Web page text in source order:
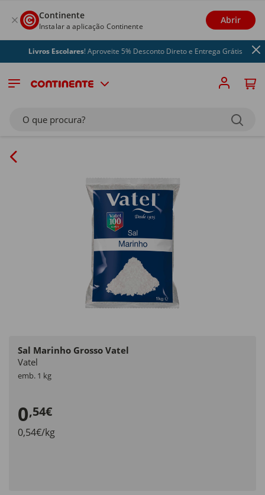
Continente
Instalar a aplicação Continente
Abrir
Livros Escolares! Aproveite 5% Desconto Direto e Entrega Grátis
O que procura?
Sal Marinho Grosso Vatel
Vatel
emb. 1 kg
0,54€
0,54€/kg